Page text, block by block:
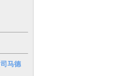
司马德